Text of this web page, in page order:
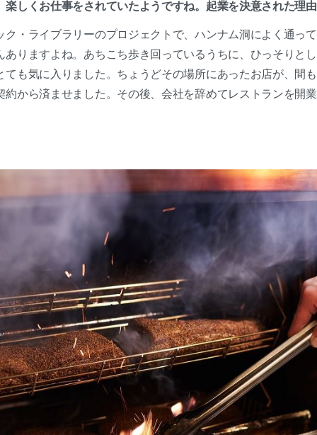
楽しくお仕事をされていたようですね。起業を決意された
ク・ライブラリーのプロジェクトで、ハンナム洞によく通っ
ありますよね。あちこち歩き回っているうちに、ひっそりと
ても気に入りました。ちょうどその場所にあったお店が、間
約から済ませました。その後、会社を辞めてレストランを開